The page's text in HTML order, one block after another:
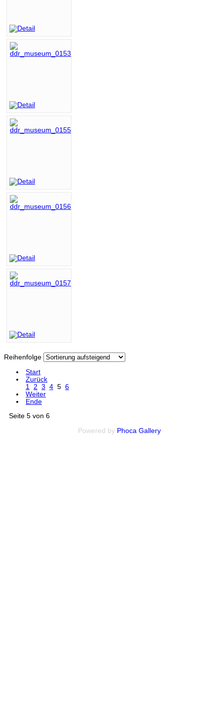
Reihenfolge
Start
Zurück
1 2 3 4 5 6
Weiter
Ende
Seite 5 von 6
Powered by Phoca Gallery